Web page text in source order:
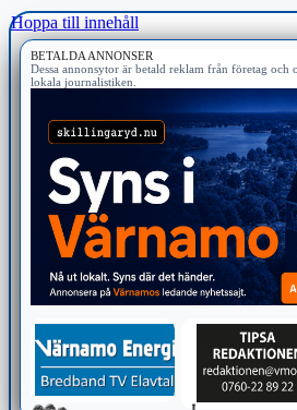
Hoppa till innehåll
BETALDA ANNONSER
Dessa annonsytor är betald reklam från företag och
lokala journalistiken.